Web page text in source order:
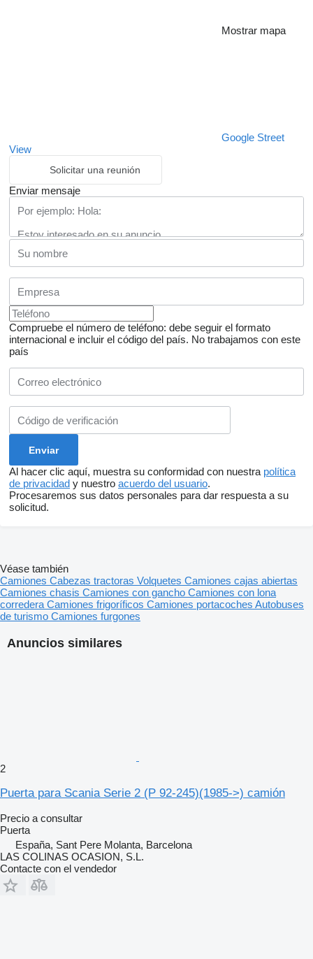
Mostrar mapa
Google Street
View
Solicitar una reunión
Enviar mensaje
Compruebe el número de teléfono: debe seguir el formato
internacional e incluir el código del país. No trabajamos con este
país
Al hacer clic aquí, muestra su conformidad con nuestra política
de privacidad y nuestro acuerdo del usuario.
Procesaremos sus datos personales para dar respuesta a su
solicitud.
Anuncios similares
2
Puerta para Scania Serie 2 (P 92-245)(1985->) camión
Precio a consultar
Puerta
España, Sant Pere Molanta, Barcelona
LAS COLINAS OCASION, S.L.
Contacte con el vendedor
Véase también
Camiones Cabezas tractoras Volquetes Camiones cajas abiertas
Camiones chasis Camiones con gancho Camiones con lona
corredera Camiones frigoríficos Camiones portacoches Autobuses
de turismo Camiones furgones